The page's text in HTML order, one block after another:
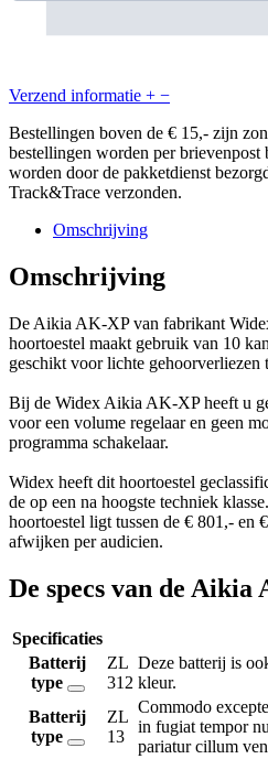
Verzend informatie + −
Bestellingen boven de € 15,- zijn
bestellingen worden per brievenpost
worden door de pakketdienst
Track&Trace verzonden.
Omschrijving
Omschrijving
De Aikia AK-XP van fabrikant
hoortoestel maakt gebruik van 10
geschikt voor lichte
Bij de Widex Aikia AK-XP heeft u
voor een volume regelaar en geen
programma schakelaar.
Widex heeft dit hoortoestel
de op een na hoogste techniek
hoortoestel ligt tussen de € 801,- en
afwijken per audicien.
De specs van de
Specificaties
Batterij
type
ZL
312
Deze batterij is
kleur.
Batterij
type
ZL
13
Commodo
in fugiat tempor
pariatur cillum